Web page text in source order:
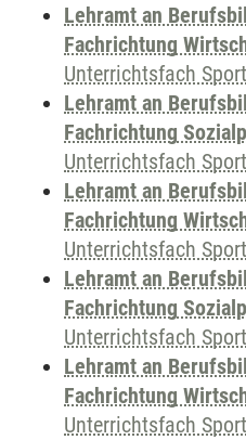
Lehramt an
Fachrichtung
Unterrichtsfach Sport
Lehramt an
Fachrichtung
Unterrichtsfach Sport
Lehramt an
Fachrichtung
Unterrichtsfach Sport
Lehramt an
Fachrichtung
Unterrichtsfach Sport
Lehramt an
Fachrichtung
Unterrichtsfach Sport